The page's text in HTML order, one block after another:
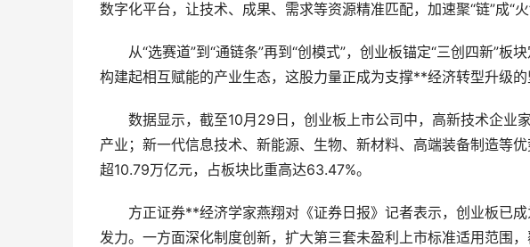
数字化平台，让技术、成果、需求等资源精准匹配，加速聚“链”成“火”
从“选赛道”到“通链条”再到“创模式”，创业板锚定“三创四新”板
构建起相互赋能的产业生态，这股力量正成为支撑**经济转型升级的
数据显示，截至10月29日，创业板上市公司中，高新技术企业
产业；新一代信息技术、新能源、生物、新材料、高端装备制造等
超10.79万亿元，占板块比重高达63.47%。
方正证券**经济学家燕翔对《证券日报》记者表示，创业板已成
发力。一方面深化制度创新，扩大第三套未盈利上市标准适用范围